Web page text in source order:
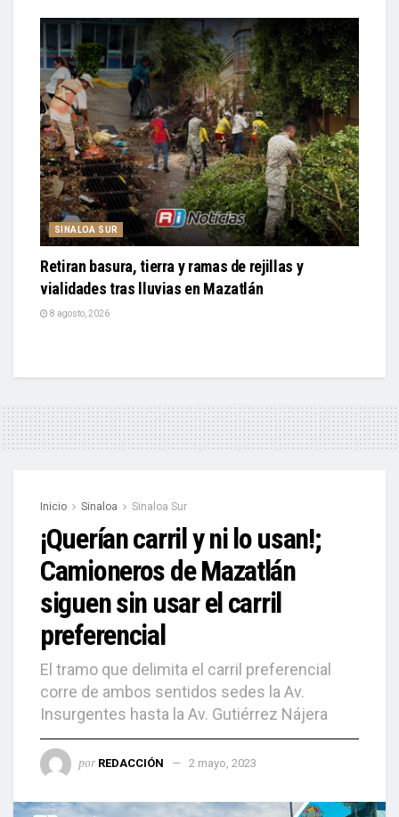
SINALOA SUR
Retiran basura, tierra y ramas de rejillas y
vialidades tras lluvias en Mazatlán
8 agosto, 2026
Inicio Sinaloa Sinaloa Sur
¡Querían carril y ni lo usan!;
Camioneros de Mazatlán
siguen sin usar el carril
preferencial
El tramo que delimita el carril preferencial
corre de ambos sentidos sedes la Av.
Insurgentes hasta la Av. Gutiérrez Nájera
por REDACCIÓN 2 mayo, 2023